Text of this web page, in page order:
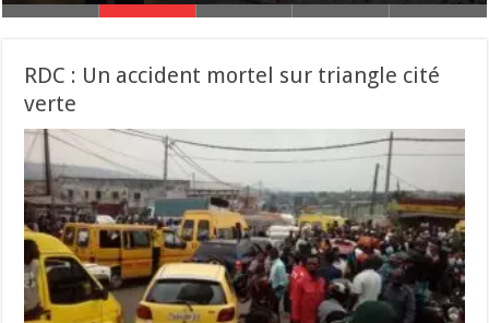
RDC : Un accident mortel sur triangle cité
verte